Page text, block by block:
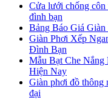
Cửa lưới chống côn
đình bạn
Bảng Báo Giá
Giàn Phơi Xếp
Đình Bạn
Mẫu Bạt Che
Hiện Nay
Giàn phơi đồ thông
đại